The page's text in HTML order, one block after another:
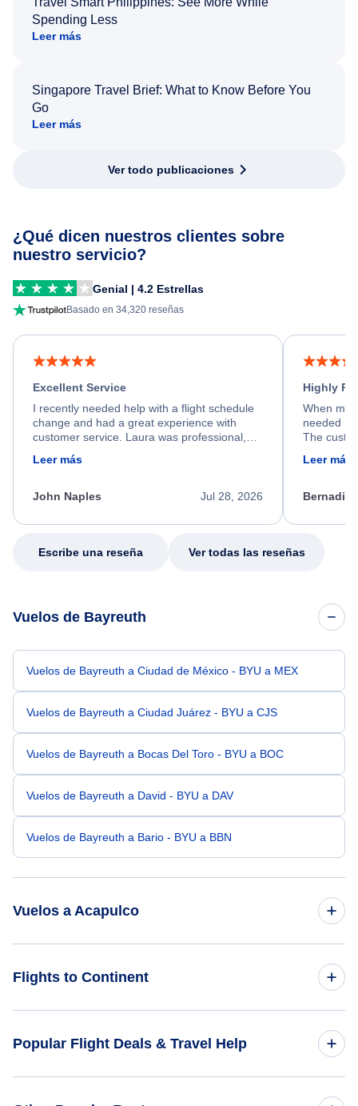
Spending Less
Leer más
Singapore Travel Brief: What to Know Before You
Go
Leer más
Ver todo publicaciones
¿Qué dicen nuestros clientes sobre
nuestro servicio?
Genial | 4.2 Estrellas
Basado en 34,320 reseñas
Excellent Service
I recently needed help with a flight schedule
change and had a great experience with
customer service. Laura was professional,
friendly, and very helpful throughout the
process. She quickly found a solution and
appreciate her excellent service.
Leer más
Jul 28, 2026
John Naples
Highly
When my
needed
The
calm,
my issue.
Leer más
Escribe una reseña Ver todas las reseñas
Vuelos de Bayreuth
Vuelos de Bayreuth a Ciudad de México - BYU a MEX
Vuelos de Bayreuth a Ciudad Juárez - BYU a CJS
Vuelos de Bayreuth a Bocas Del Toro - BYU a BOC
Vuelos de Bayreuth a David - BYU a DAV
Vuelos de Bayreuth a Bario - BYU a BBN
Vuelos a Acapulco
Vuelos de Aarhus a Acapulco - AAR a ACA
Flights to Continent
Popular Flight Deals & Travel Help